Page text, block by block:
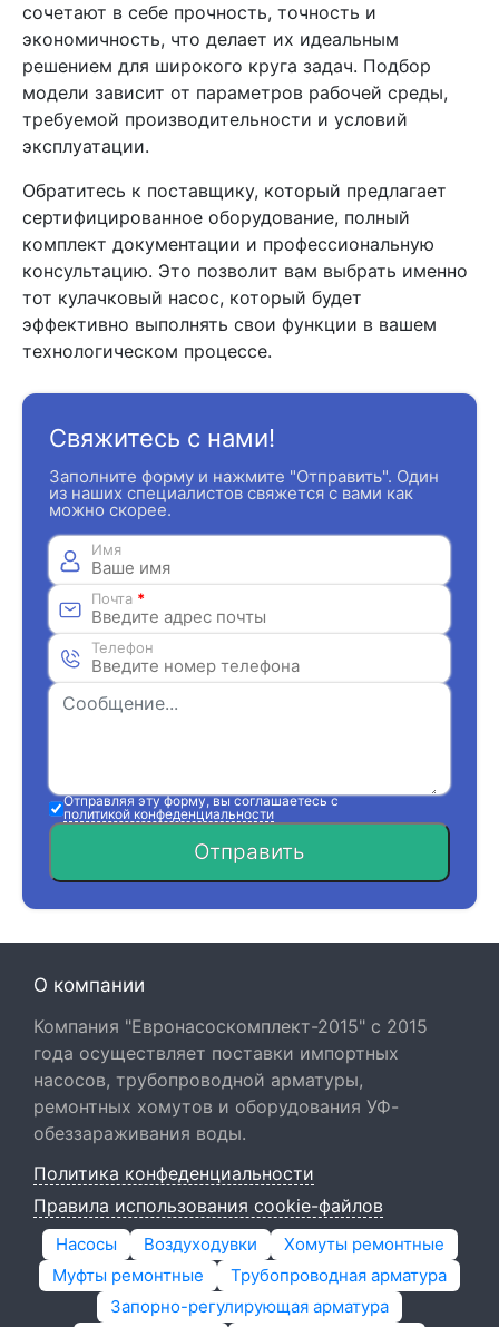
сочетают в себе прочность, точность и
экономичность, что делает их идеальным
решением для широкого круга задач. Подбор
модели зависит от параметров рабочей среды,
требуемой производительности и условий
эксплуатации.
Обратитесь к поставщику, который предлагает
сертифицированное оборудование, полный
комплект документации и профессиональную
консультацию. Это позволит вам выбрать именно
тот кулачковый насос, который будет
эффективно выполнять свои функции в вашем
технологическом процессе.
Свяжитесь с нами!
Заполните форму и нажмите "Отправить". Один
из наших специалистов свяжется с вами как
можно скорее.
Имя
Почта *
Телефон
Отправляя эту форму, вы соглашаетесь с
политикой конфеденциальности
Отправить
О компании
Компания "Евронасоскомплект-2015" с 2015
года осуществляет поставки импортных
насосов, трубопроводной арматуры,
ремонтных хомутов и оборудования УФ-
обеззараживания воды.
Политика конфеденциальности
Правила использования cookie-файлов
Насосы Воздуходувки
Хомуты ремонтные
Муфты ремонтные
Трубопроводная арматура
Запорно-регулирующая арматура